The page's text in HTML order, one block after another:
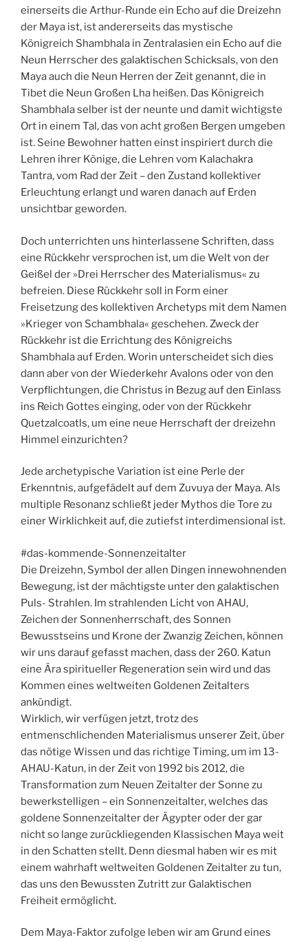
einerseits die Arthur-Runde ein Echo auf die Dreizehn
der Maya ist, ist andererseits das mystische
Königreich Shambhala in Zentralasien ein Echo auf die
Neun Herrscher des galaktischen Schicksals, von den
Maya auch die Neun Herren der Zeit genannt, die in
Tibet die Neun Großen Lha heißen. Das Königreich
Shambhala selber ist der neunte und damit wichtigste
Ort in einem Tal, das von acht großen Bergen umgeben
ist. Seine Bewohner hatten einst inspiriert durch die
Lehren ihrer Könige, die Lehren vom Kalachakra
Tantra, vom Rad der Zeit – den Zustand kollektiver
Erleuchtung erlangt und waren danach auf Erden
unsichtbar geworden.
Doch unterrichten uns hinterlassene Schriften, dass
eine Rückkehr versprochen ist, um die Welt von der
Geißel der »Drei Herrscher des Materialismus« zu
befreien. Diese Rückkehr soll in Form einer
Freisetzung des kollektiven Archetyps mit dem Namen
»Krieger von Schambhala« geschehen. Zweck der
Rückkehr ist die Errichtung des Königreichs
Shambhala auf Erden. Worin unterscheidet sich dies
dann aber von der Wiederkehr Avalons oder von den
Verpflichtungen, die Christus in Bezug auf den Einlass
ins Reich Gottes einging, oder von der Rückkehr
Quetzalcoatls, um eine neue Herrschaft der dreizehn
Himmel einzurichten?
Jede archetypische Variation ist eine Perle der
Erkenntnis, aufgefädelt auf dem Zuvuya der Maya. Als
multiple Resonanz schließt jeder Mythos die Tore zu
einer Wirklichkeit auf, die zutiefst interdimensional ist.
#das-kommende-Sonnenzeitalter
Die Dreizehn, Symbol der allen Dingen innewohnenden
Bewegung, ist der mächtigste unter den galaktischen
Puls- Strahlen. Im strahlenden Licht von AHAU,
Zeichen der Sonnenherrschaft, des Sonnen
Bewusstseins und Krone der Zwanzig Zeichen, können
wir uns darauf gefasst machen, dass der 260. Katun
eine Ära spiritueller Regeneration sein wird und das
Kommen eines weltweiten Goldenen Zeitalters
ankündigt.
Wirklich, wir verfügen jetzt, trotz des
entmenschlichenden Materialismus unserer Zeit, über
das nötige Wissen und das richtige Timing, um im 13-
AHAU-Katun, in der Zeit von 1992 bis 2012, die
Transformation zum Neuen Zeitalter der Sonne zu
bewerkstelligen – ein Sonnenzeitalter, welches das
goldene Sonnenzeitalter der Ägypter oder der gar
nicht so lange zurückliegenden Klassischen Maya weit
in den Schatten stellt. Denn diesmal haben wir es mit
einem wahrhaft weltweiten Goldenen Zeitalter zu tun,
das uns den Bewussten Zutritt zur Galaktischen
Freiheit ermöglicht.
Dem Maya-Faktor zufolge leben wir am Grund eines